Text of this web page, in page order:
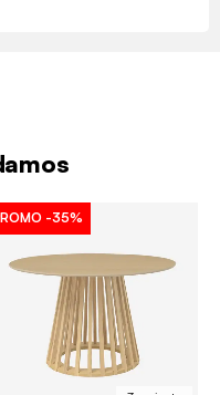
-35%